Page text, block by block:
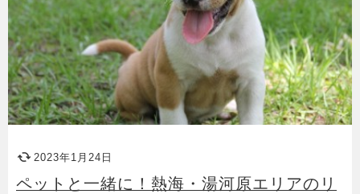
2023年1月24日
ペットと一緒に！熱海・湯河原エリアのリ